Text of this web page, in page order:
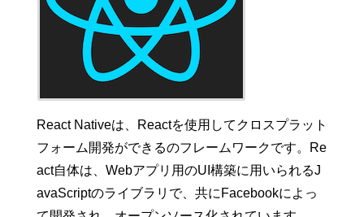
React Nativeは、Reactを使用してクロスプラット
フォーム開発ができるのフレームワークです。Re
act自体は、Webアプリ用のUI構築に用いられるJ
avaScriptのライブラリで、共にFacebookによっ